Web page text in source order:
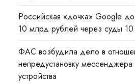
Российская «дочка» Google
10 млрд рублей через суды 10
ФАС возбудила дело в
непредустановку
устройства